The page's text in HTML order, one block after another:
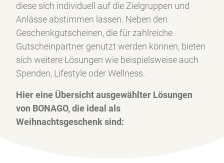
diese sich individuell auf die Zielgruppen und
Anlässe abstimmen lassen. Neben den
Geschenkgutscheinen, die für zahlreiche
Gutscheinpartner genutzt werden können, bieten
sich weitere Lösungen wie beispielsweise auch
Spenden, Lifestyle oder Wellness.
Hier eine Übersicht ausgewählter Lösungen
von BONAGO, die ideal als
Weihnachtsgeschenk sind: